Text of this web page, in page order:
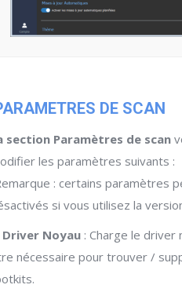
DE SCAN
section Paramètres de scan
les paramètres suivants :
: certains paramètres
si vous utilisez la
Driver Noyau : Charge le driver
nécessaire pour trouver /